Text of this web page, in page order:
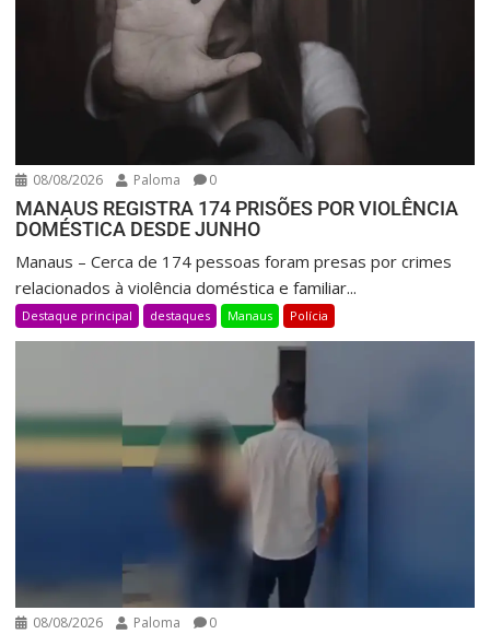
08/08/2026 Paloma 0
MANAUS REGISTRA 174 PRISÕES POR VIOLÊNCIA
DOMÉSTICA DESDE JUNHO
Manaus – Cerca de 174 pessoas foram presas por crimes
relacionados à violência doméstica e familiar...
Destaque principal destaques Manaus Polícia
08/08/2026 Paloma 0